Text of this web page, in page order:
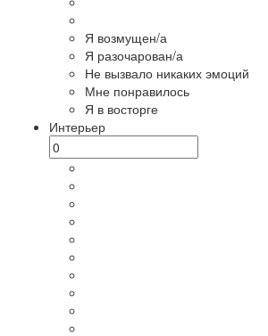
Я возмущен/а
Я разочарован/а
Не вызвало никаких эмоций
Мне понравилось
Я в восторге
Интерьер